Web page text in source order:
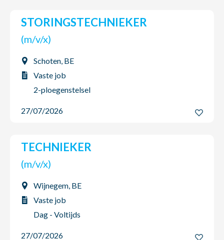
STORINGSTECHNIEKER
(m/v/x)
Schoten, BE
Vaste job
2-ploegenstelsel
27/07/2026
TECHNIEKER
(m/v/x)
Wijnegem, BE
Vaste job
Dag - Voltijds
27/07/2026